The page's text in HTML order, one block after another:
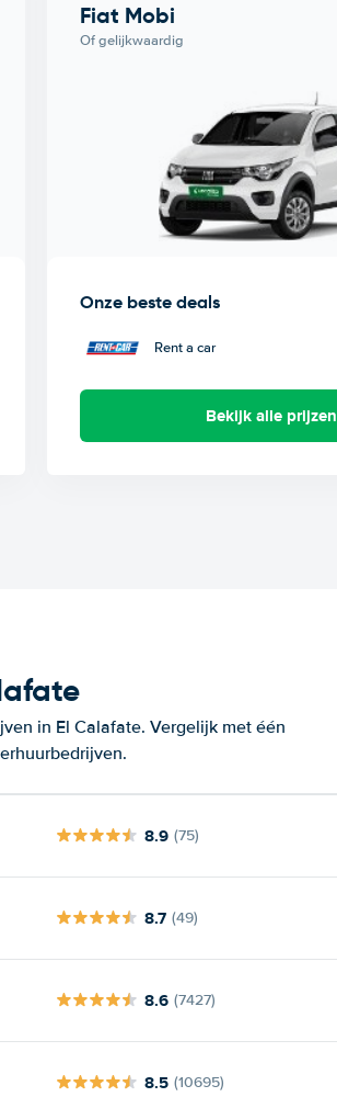
Fiat Mobi
Of gelijkwaardig
Onze beste deals
Rent a car
Bekijk alle prijzen
in El Calafate. Vergelijk met één
8.9 (75)
8.7 (49)
8.6 (7427)
8.5 (10695)